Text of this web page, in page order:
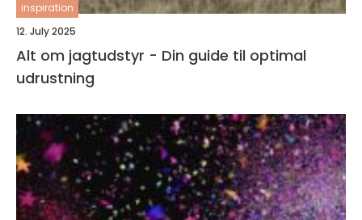
inspiration
12. July 2025
Alt om jagtudstyr - Din guide til optimal
udrustning